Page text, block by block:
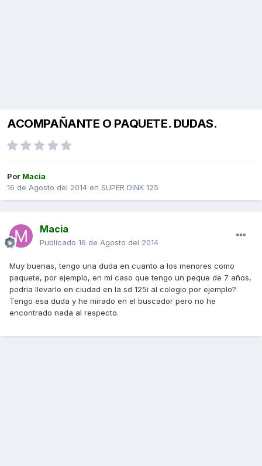
ACOMPAÑANTE O PAQUETE. DUDAS.
Por Macia
16 de Agosto del 2014 en SUPER DINK 125
Macia
Publicado 16 de Agosto del 2014
Muy buenas, tengo una duda en cuanto a los menores como
paquete, por ejemplo, en mi caso que tengo un peque de 7 años,
podria llevarlo en ciudad en la sd 125i al colegio por ejemplo?
Tengo esa duda y he mirado en el buscador pero no he
encontrado nada al respecto.